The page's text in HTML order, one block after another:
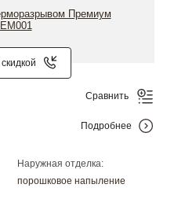
Наружная отделка:
порошковое напыление
Сравнить
Подробнее